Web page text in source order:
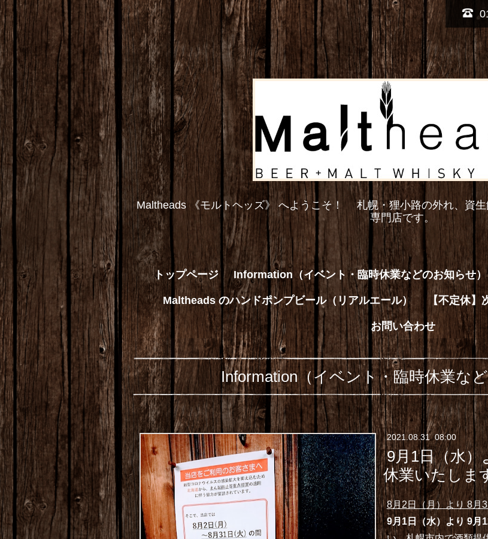
Maltheads 《モルトヘッズ》 へようこそ！ 札幌・狸小路の外れ、資
専門店です。
トップページ Information（イベント・臨時休業などのお知らせ）
Maltheads のハンドポンプビール（リアルエール） 【不定休】
お問い合わせ
Information（イベント・臨時休業な
2021.08.31 08:00
9月1日（水）
休業いたしま
8月2日（月）より 8月
9月1日（水）より 9月